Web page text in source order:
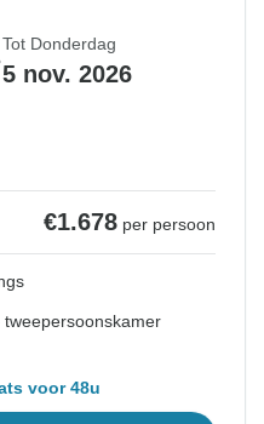
Tot Donderdag
5 nov. 2026
€1.678 per persoon
voor 48u